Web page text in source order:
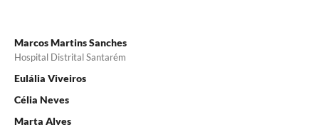
Marcos Martins Sanches
Hospital Distrital Santarém
Eulália Viveiros
Célia Neves
Marta Alves